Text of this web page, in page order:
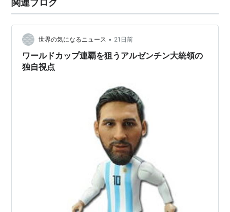
関連ブログ
世界の気になるニュース • 21日前
ワールドカップ連覇を狙うアルゼンチン大統領の
独自視点